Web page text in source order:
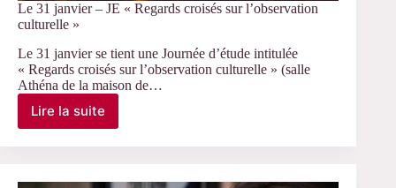
Le 31 janvier – JE « Regards croisés sur l’observation
culturelle »
Le 31 janvier se tient une Journée d’étude intitulée
« Regards croisés sur l’observation culturelle » (salle
Athéna de la maison de…
Lire la suite
Le